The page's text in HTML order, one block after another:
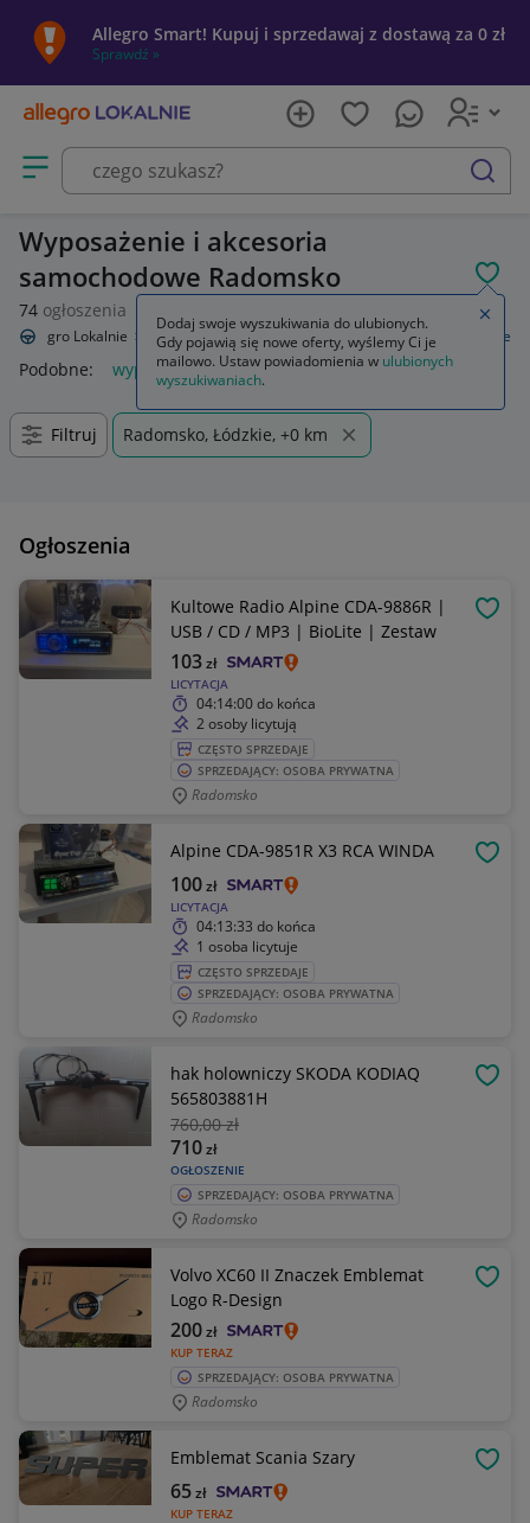
Allegro Smart! Kupuj i sprzedawaj z dostawą za 0 zł
Sprawdź »
Otwórz menu z kategoriami
szukaj
Wyposażenie i akcesoria
samochodowe Radomsko
74 ogłoszenia
Allegro Lokalnie Motoryzacja Wyposażenie i akcesoria samochodowe
Podobne: wyposażenie i akcesoria samochodowe
Filtruj Radomsko, Łódzkie, +0 km
Ogłoszenia
Kultowe Radio Alpine CDA-9886R |
USB / CD / MP3 | BioLite | Zestaw
LICYTACJA
103zł
04:14:00do końca
2 osoby licytują
CZĘSTO SPRZEDAJE
SPRZEDAJĄCY: OSOBA PRYWATNA
Radomsko
Alpine CDA-9851R X3 RCA WINDA
LICYTACJA
100zł
04:13:33 do końca
1 osoba licytuje
CZĘSTO SPRZEDAJE
SPRZEDAJĄCY: OSOBA PRYWATNA
Radomsko
hak holowniczy SKODA KODIAQ
565803881H
760,00 zł
OGŁOSZENIE
710zł
SPRZEDAJĄCY: OSOBA PRYWATNA
Radomsko
Volvo XC60 II Znaczek Emblemat
Logo R-Design
KUP TERAZ
200zł
SPRZEDAJĄCY: OSOBA PRYWATNA
Radomsko
Emblemat Scania Szary
KUP TERAZ
65zł
Dodaj swoje wyszukiwania do ulubionych.
Gdy pojawią się nowe oferty, wyślemy Ci je
mailowo. Ustaw powiadomienia w ulubionych
wyszukiwaniach.